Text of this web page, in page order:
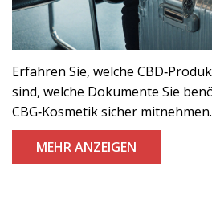
Erfahren Sie, welche
sind, welche Dokumente Sie
CBG‑Kosmetik sicher mitnehmen.
MEHR ANZEIGEN